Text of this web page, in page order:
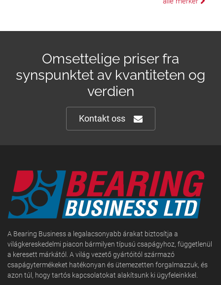
Omsettelige priser fra
synspunktet av kvantiteten og
verdien
Kontakt oss
A Bearing Business a legalacsonyabb árakat biztosítja a
világkereskedelmi piacon bármilyen típusú csapágyhoz, függetlenül
a keresett márkától. A világ vezető gyártóitól származó
csapágytermékeket hatékonyan és ütemezetten forgalmazzuk, és
azon túl, hogy tartós kapcsolatokat alakítsunk ki ügyfeleinkkel.